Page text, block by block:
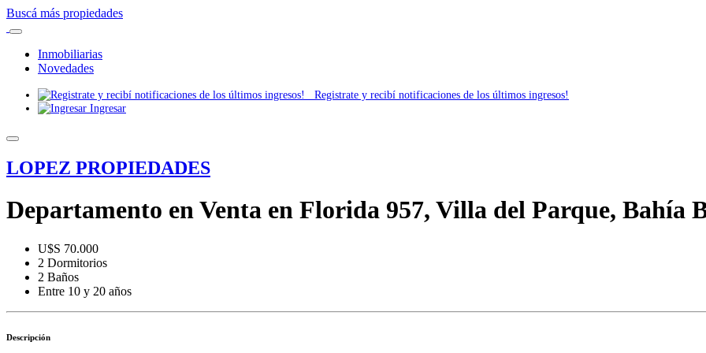
Buscá más propiedades
Inmobiliarias
Novedades
Registrate y recibí notificaciones de los últimos ingresos!
Ingresar
LOPEZ PROPIEDADES
Departamento en Venta en Florida 957, Villa del Parque, Bahía
U$S 70.000
2 Dormitorios
2 Baños
Entre 10 y 20 años
Descripción